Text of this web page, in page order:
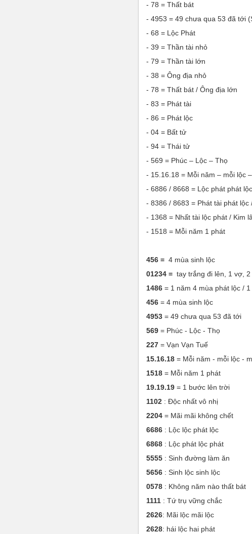
- 78 = Thất bát
- 4953 = 49 chưa qua 53 đã tới
- 68 = Lộc Phát
- 39 = Thần tài nhỏ
- 79 = Thần tài lớn
- 38 = Ông địa nhỏ
- 78 = Thất bát / Ông địa lớn
- 83 = Phát tài
- 86 = Phát lộc
- 04 = Bất tử
- 94 = Thái tử
- 569 = Phúc – Lộc – Thọ
- 15.16.18 = Mỗi năm – mỗi lộc
- 6886 / 8668 = Lộc phát phát
- 8386 / 8683 = Phát tài phát lộc
- 1368 = Nhất tài lộc phát / Kim
- 1518 = Mỗi năm 1 phát
456 = 4 mùa sinh lộc
01234 = tay trắng đi lên, 1 vợ,
1486 = 1 năm 4 mùa phát lộc /
456 = 4 mùa sinh lộc
4953 = 49 chưa qua 53 đã tới
569 = Phúc - Lộc - Thọ
227 = Vạn Vạn Tuế
15.16.18 = Mỗi năm - mỗi lộc -
1518 = Mỗi năm 1 phát
19.19.19 = 1 bước lên trời
1102 : Độc nhất vô nhị
2204 = Mãi mãi không chết
6686 : Lộc lộc phát lộc
6868 : Lộc phát lộc phát
5555 : Sinh đường làm ăn
5656 : Sinh lộc sinh lộc
0578 : Không năm nào thất bát
1111 : Tứ trụ vững chắc
2626: Mãi lộc mãi lộc
2628: hái lộc hai phát